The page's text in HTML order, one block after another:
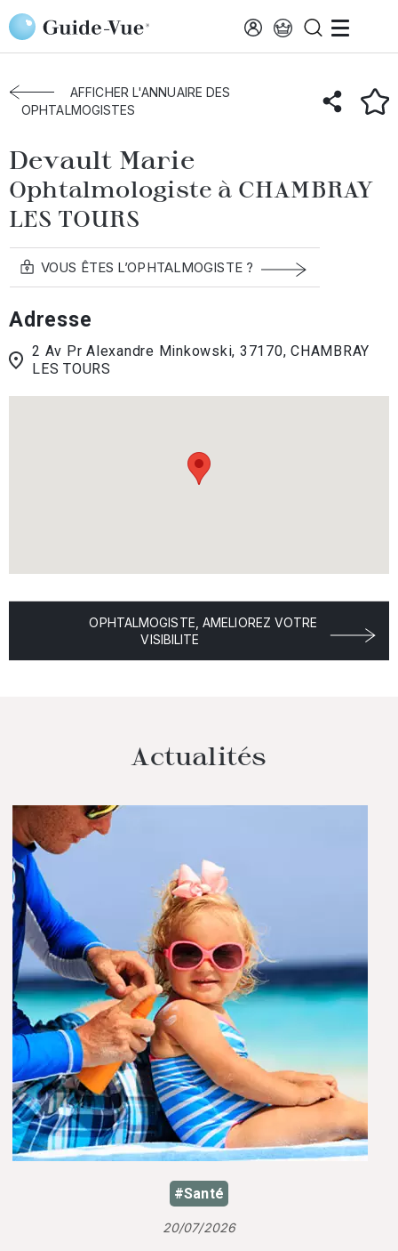
Aller au contenu principal
Accueil Annuaire des ophtalmologistes
Chambray-Tours
Devault Marie
AFFICHER L'ANNUAIRE DES
OPHTALMOGISTES
Devault Marie
Ophtalmologiste à CHAMBRAY
LES TOURS
VOUS ÊTES L’OPHTALMOGISTE ?
Adresse
2 Av Pr Alexandre Minkowski, 37170, CHAMBRAY
LES TOURS
OPHTALMOGISTE, AMELIOREZ VOTRE
VISIBILITE
Actualités
#Santé
20/07/2026